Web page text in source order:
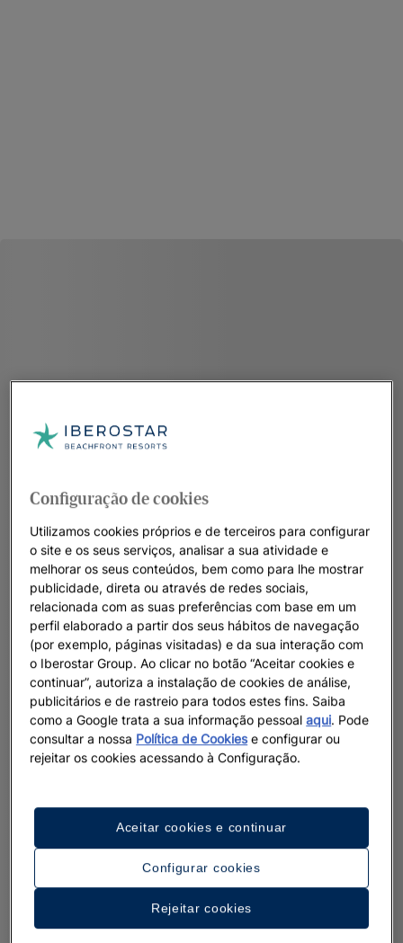
Configuração de cookies
Utilizamos cookies próprios e de terceiros para configurar
o site e os seus serviços, analisar a sua atividade e
melhorar os seus conteúdos, bem como para lhe mostrar
publicidade, direta ou através de redes sociais,
relacionada com as suas preferências com base em um
perfil elaborado a partir dos seus hábitos de navegação
(por exemplo, páginas visitadas) e da sua interação com
o Iberostar Group. Ao clicar no botão “Aceitar cookies e
continuar”, autoriza a instalação de cookies de análise,
publicitários e de rastreio para todos estes fins. Saiba
como a Google trata a sua informação pessoalaqui. Pode
consultar a nossa Política de Cookiese configurar ou
rejeitar os cookies acessando à Configuração.
Configurar cookies
Rejeitar cookies
Aceitar cookies e continuar